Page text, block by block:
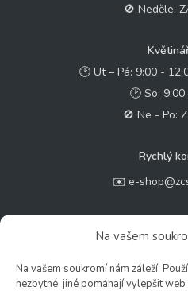
Na vašem
Na vašem soukromí nám záleží.
nezbytné, jiné pomáhají vylepšit web
🚫 Neděle:
🕑 Ut – Pá: 9:00 -
🕑 So:
🚫 Ne - Po:
Rychlý
✉️ e-